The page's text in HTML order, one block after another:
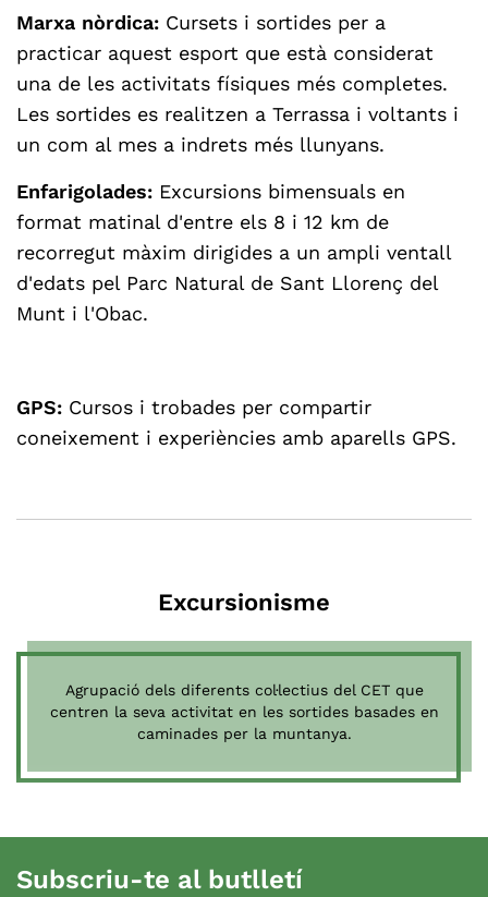
Marxa nòrdica: Cursets i sortides per a
practicar aquest esport que està considerat
una de les activitats físiques més completes.
Les sortides es realitzen a Terrassa i voltants i
un com al mes a indrets més llunyans.
Enfarigolades: Excursions bimensuals en
format matinal d'entre els 8 i 12 km de
recorregut màxim dirigides a un ampli ventall
d'edats pel Parc Natural de Sant Llorenç del
Munt i l'Obac.
GPS: Cursos i trobades per compartir
coneixement i experiències amb aparells GPS.
Excursionisme
Agrupació dels diferents col·lectius del CET que
centren la seva activitat en les sortides basades en
caminades per la muntanya.
Subscriu-te al butlletí